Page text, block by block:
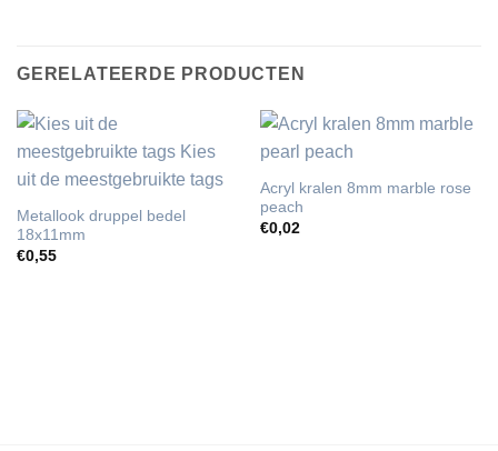
GERELATEERDE PRODUCTEN
Metallook druppel bedel
18x11mm
€0,55
Acryl kralen 8mm marble rose
peach
€0,02